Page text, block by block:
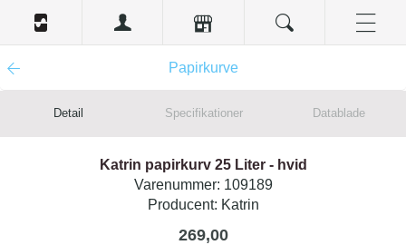
Papirkurve
Detail Specifikationer Datablade
Katrin papirkurv 25 Liter - hvid
Varenummer: 109189
Producent: Katrin
269,00